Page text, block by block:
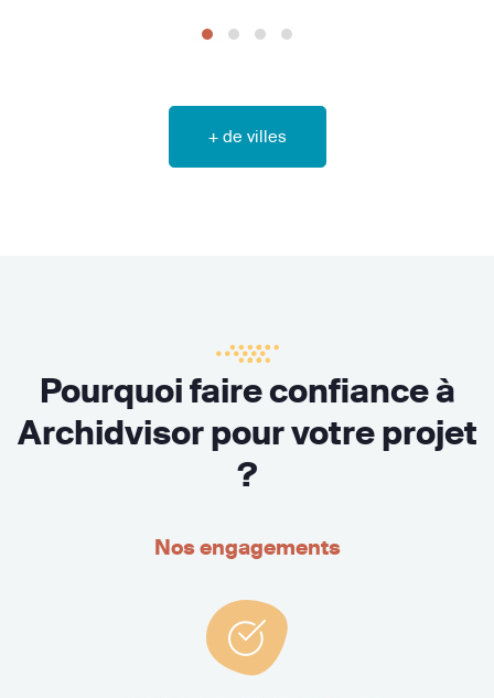
+ de villes
Pourquoi faire confiance à
Archidvisor pour votre projet
?
Nos engagements